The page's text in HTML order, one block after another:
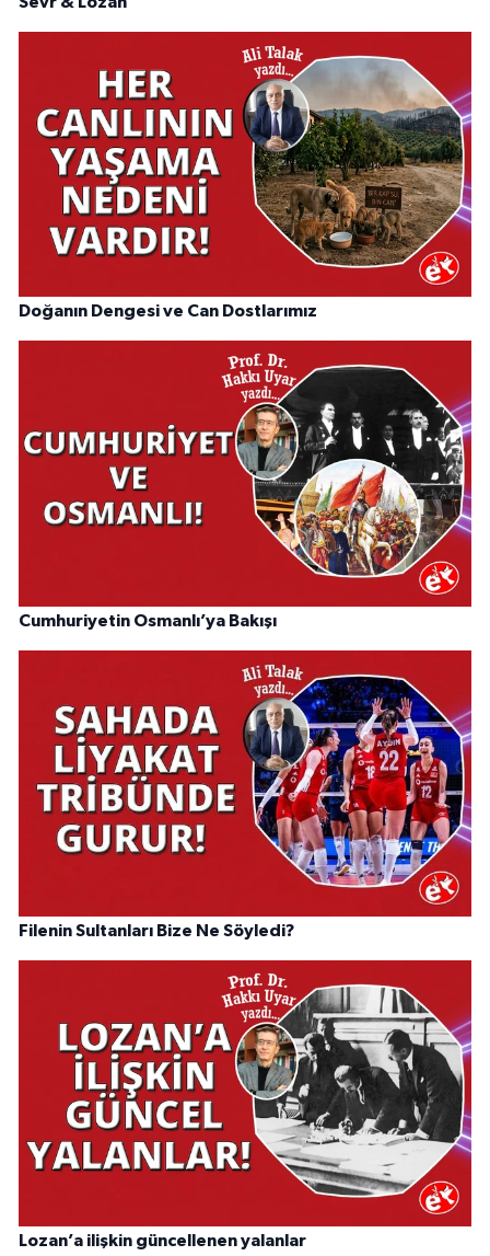
Doğanın Dengesi ve Can Dostlarımız
Cumhuriyetin Osmanlı’ya Bakışı
Filenin Sultanları Bize Ne Söyledi?
Lozan’a ilişkin güncellenen yalanlar